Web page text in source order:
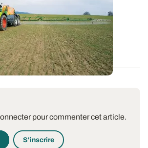
d'une culture en cours de
d’être vigilant...
pour commenter cet article.
S'inscrire